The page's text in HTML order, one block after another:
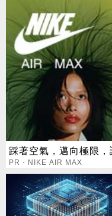
踩著空氣，邁向極限
PR・NIKE AIR MAX